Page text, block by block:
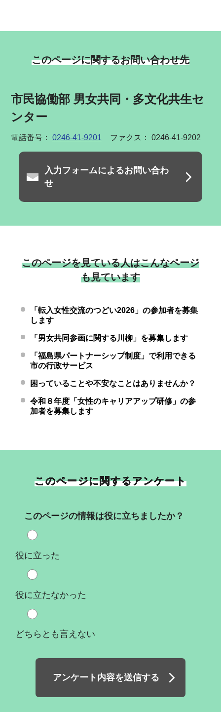
このページに関するお問い合わせ先
市民協働部 男女共同・多文化共生セ
ンター
電話番号： 0246-41-9201 ファクス： 0246-41-9202
入力フォームによるお問い合わ
せ
このページを見ている人はこんなページ
も見ています
「転入女性交流のつどい2026」の参加者を募集
します
「男女共同参画に関する川柳」を募集します
「福島県パートナーシップ制度」で利用できる
市の行政サービス
困っていることや不安なことはありませんか？
令和８年度「女性のキャリアアップ研修」の参
加者を募集します
このページに関するアンケート
このページの情報は役に立ちましたか？
役に立った
役に立たなかった
どちらとも言えない
アンケート内容を送信する